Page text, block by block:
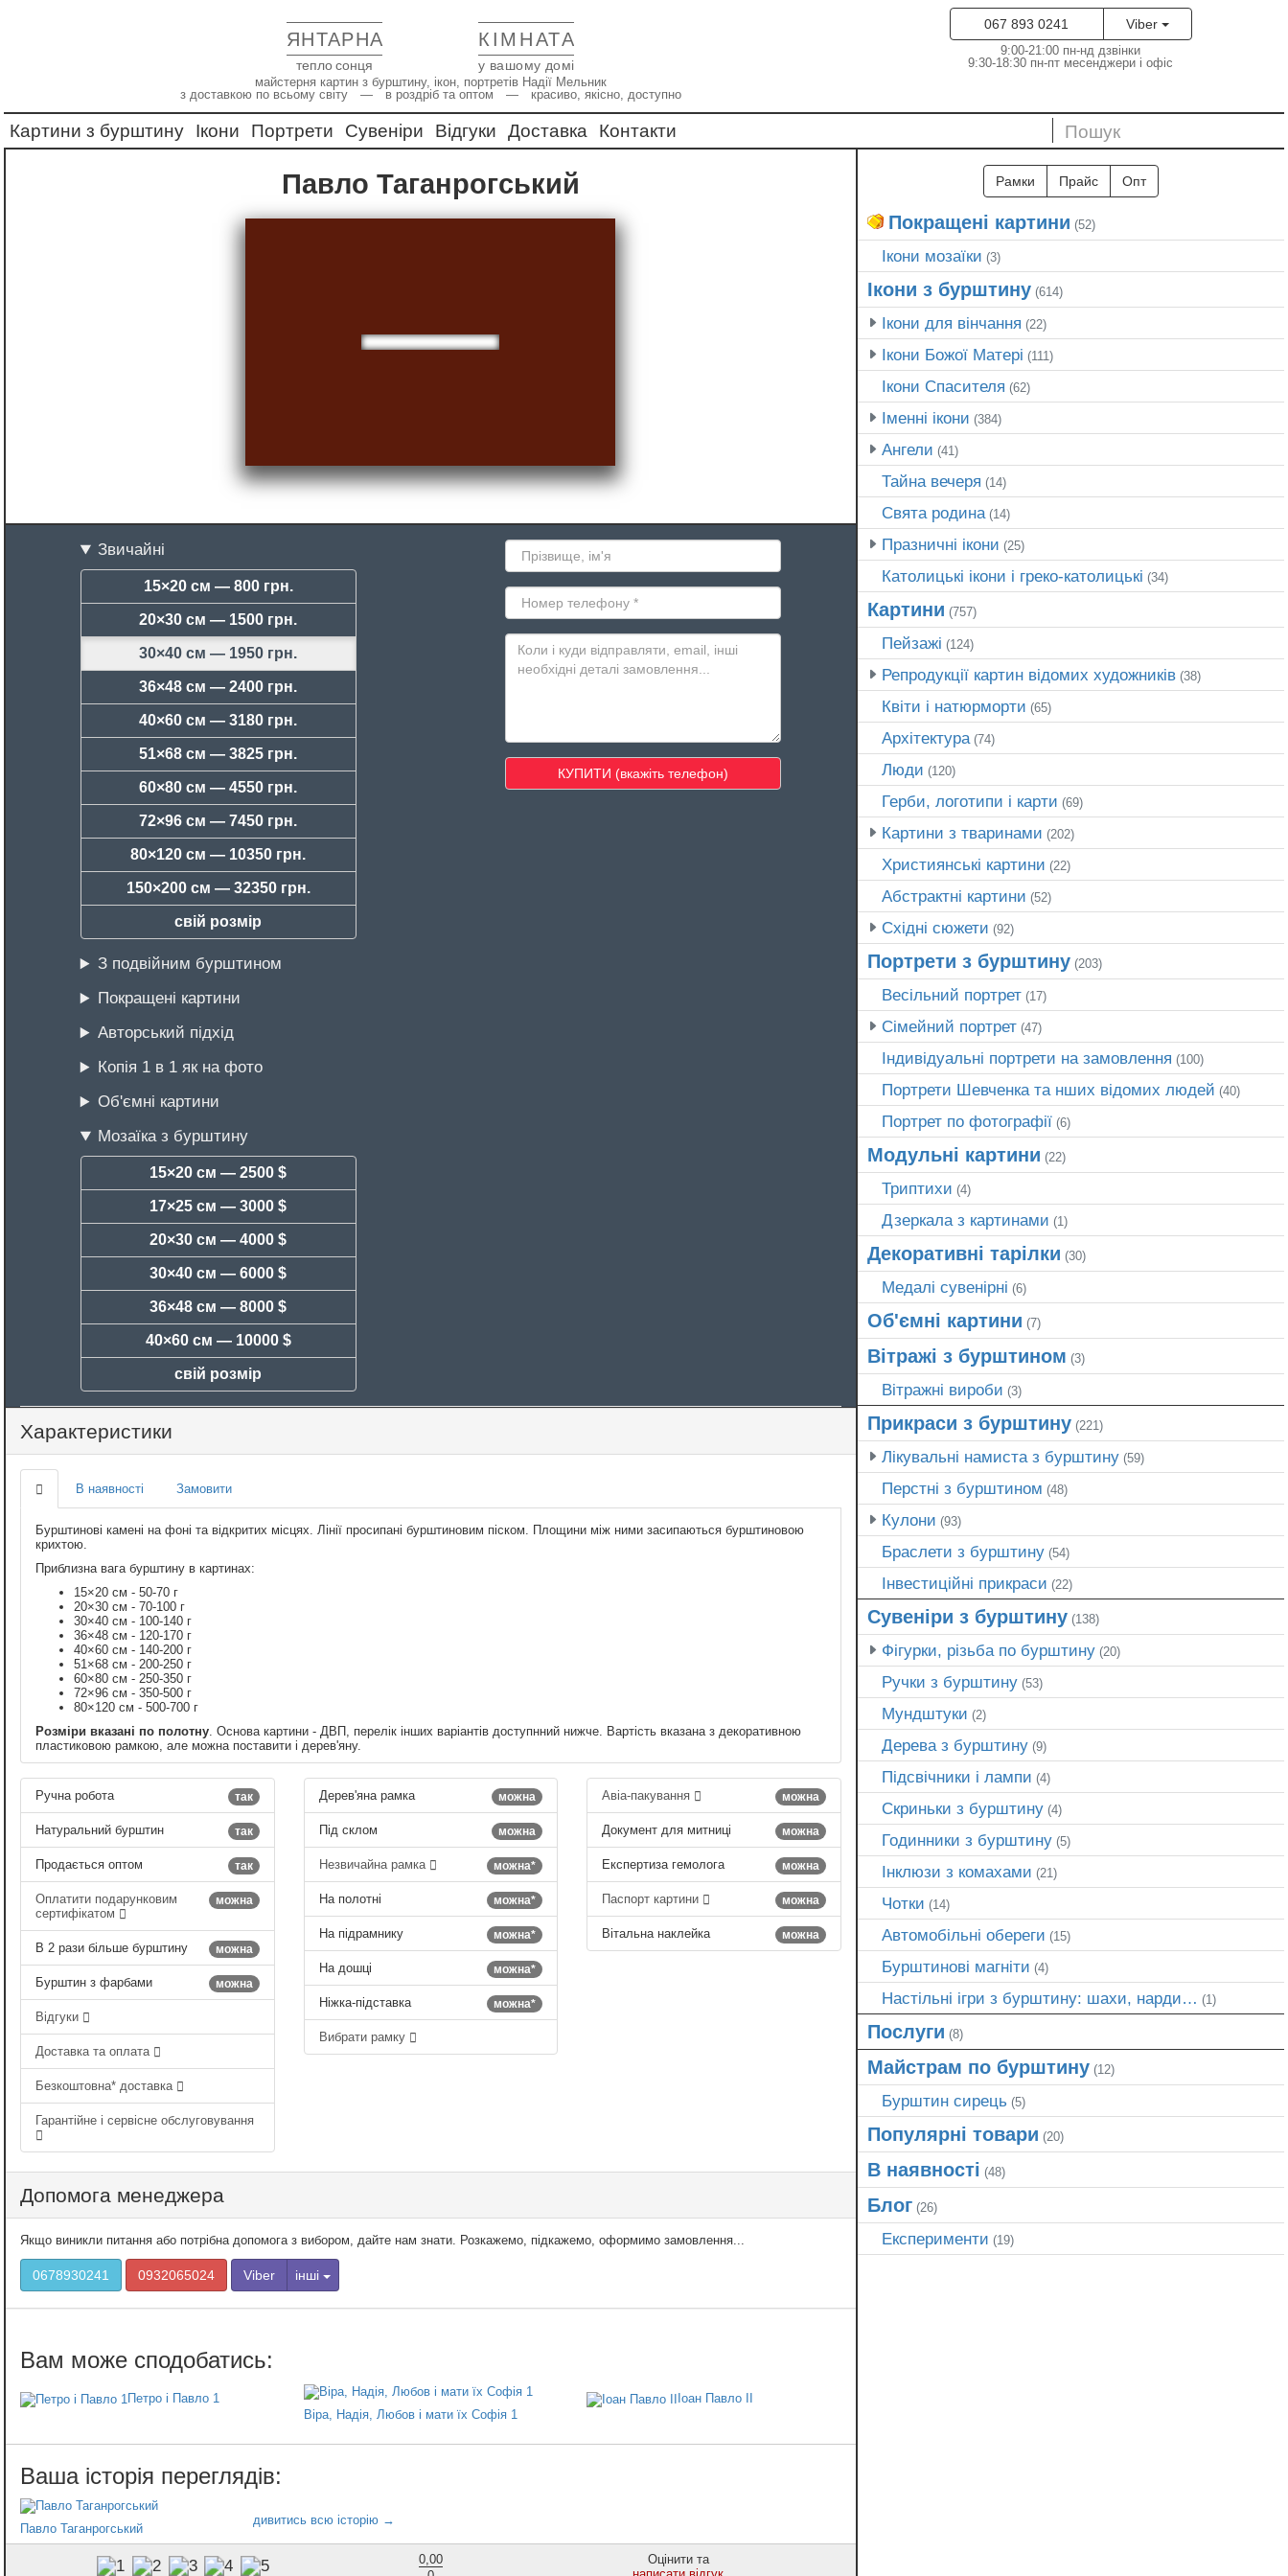
ЯНТАРНА КІМНАТА
тепло сонця у вашому домі
майстерня картин з бурштину, ікон, портретів Надії Мельник
з доставкою по всьому світу — в роздріб та оптом — красиво, якісно, доступно
067 893 0241 Viber
9:00-21:00 пн-нд дзвінки
9:30-18:30 пн-пт месенджери і офіс
Картини з бурштину Ікони Портрети Сувеніри Відгуки Доставка Контакти
Павло Таганрогський
Звичайні
15×20 см — 800 грн.
20×30 см — 1500 грн.
30×40 см — 1950 грн.
36×48 см —2400 грн.
40×60 см —3180 грн.
51×68 см —3825 грн.
60×80 см —4550 грн.
72×96 см —7450 грн.
80×120 см — 10350 грн.
150×200 см — 32350 грн.
свій розмір
З подвійним бурштином
Покращені картини
Авторський підхід
Копія 1 в 1 як на фото
Об'ємні картини
Мозаїка з бурштину
15×20 см —2500 $
17×25 см —3000 $
20×30 см —4000 $
30×40 см —6000 $
36×48 см —8000 $
40×60 см — 10000 $
свій розмір
Характеристики
В наявності Замовити
Бурштинові камені на фоні та відкритих місцях. Лінії просипані бурштиновим піском. Площини між ними засипаються бурштиновою
крихтою.
Приблизна вага бурштину в картинах:
15×20 см - 50-70 г
20×30 см - 70-100 г
30×40 см - 100-140 г
36×48 см - 120-170 г
40×60 см - 140-200 г
51×68 см - 200-250 г
60×80 см - 250-350 г
72×96 см - 350-500 г
80×120 см - 500-700 г
Розміри вказані по полотну. Основа картини - ДВП, перелік інших варіантів доступнний нижче. Вартість вказана з декоративною
пластиковою рамкою, але можна поставити і дерев'яну.
так
Ручна робота
так
Натуральний бурштин
так
Продається оптом
можна
Оплатити подарунковим
сертифікатом
можна
В 2 рази більше бурштину
можна
Бурштин з фарбами
Відгуки
Доставка та оплата
Безкоштовна* доставка
Гарантійне і сервісне обслуговування
можна
Дерев'яна рамка
можна
Під склом
можна*
Незвичайна рамка
можна*
На полотні
можна*
На підрамнику
можна*
На дошці
можна*
Ніжка-підставка
Вибрати рамку
можна
Авіа-пакування
можна
Документ для митниці
можна
Експертиза гемолога
можна
Паспорт картини
можна
Вітальна наклейка
Допомога менеджера
Якщо виникли питання або потрібна допомога з вибором, дайте нам знати. Розкажемо, підкажемо, оформимо замовлення...
0678930241 0932065024 Viber інші
Петро і Павло 1
Віра, Надія, Любов і мати їх Софія 1
Іоан Павло II
Павло Таганрогський
0,00
Оцінити та
Рамки Прайс Опт
Покращені картини (52)
Ікони мозаїки (3)
Ікони з бурштину(614)
Ікони для вінчання (22)
Ікони Божої Матері (111)
Ікони Спасителя (62)
Іменні ікони (384)
Ангели (41)
Тайна вечеря (14)
Свята родина(14)
Празничні ікони (25)
Католицькі ікони і греко-католицькі (34)
Картини (757)
Пейзажі (124)
Репродукції картин відомих художників(38)
Квіти і натюрморти (65)
Архітектура(74)
Люди (120)
Герби, логотипи і карти (69)
Картини з тваринами (202)
Християнські картини (22)
Абстрактні картини (52)
Східні сюжети (92)
Портрети з бурштину(203)
Весільний портрет(17)
Сімейний портрет(47)
Індивідуальні портрети на замовлення (100)
Портрети Шевченка та нших відомих людей (40)
Портрет по фотографії (6)
Модульні картини (22)
Триптихи (4)
Дзеркала з картинами (1)
Декоративні тарілки (30)
Медалі сувенірні (6)
Об'ємні картини (7)
Вітражі з бурштином (3)
Вітражні вироби (3)
Прикраси з бурштину(221)
Лікувальні намиста з бурштину(59)
Перстні з бурштином (48)
Кулони (93)
Браслети з бурштину(54)
Інвестиційні прикраси (22)
Сувеніри з бурштину(138)
Фігурки, різьба по бурштину(20)
Ручки з бурштину(53)
Мундштуки (2)
Дерева з бурштину(9)
Підсвічники і лампи (4)
Скриньки з бурштину(4)
Годинники з бурштину(5)
Інклюзи з комахами (21)
Чотки (14)
Автомобільні обереги (15)
Бурштинові магніти (4)
Настільні ігри з бурштину: шахи, нарди… (1)
Послуги (8)
Майстрам по бурштину(12)
Бурштин сирець (5)
Популярні товари (20)
В наявності (48)
Блог(26)
Експерименти (19)